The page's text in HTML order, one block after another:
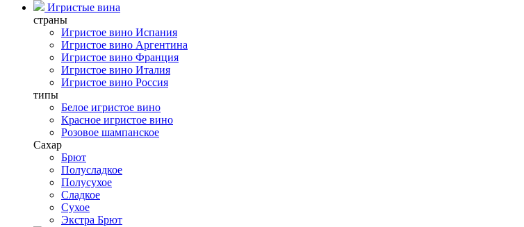
Игристые вина
страны
Игристое вино Испания
Игристое вино Аргентина
Игристое вино Франция
Игристое вино Италия
Игристое вино Россия
типы
Белое игристое вино
Красное игристое вино
Розовое шампанское
Сахар
Брют
Полусладкое
Полусухое
Сладкое
Сухое
Экстра Брют